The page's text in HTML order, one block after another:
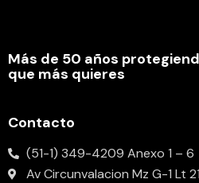
Más de 50 años
que más quieres
Contacto
(51-1) 349-4209 Anexo 1 – 6
Av Circunvalacion Mz G-1 Lt